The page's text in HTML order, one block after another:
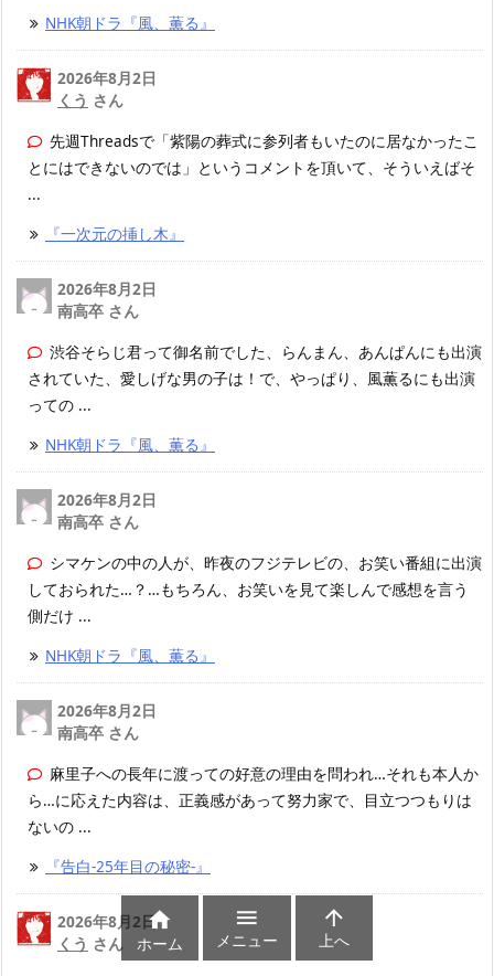
NHK朝ドラ『風、薫る』
2026年8月2日
くう さん
先週Threadsで「紫陽の葬式に参列者もいたのに居なかったこ
とにはできないのでは」というコメントを頂いて、そういえばそ
...
『一次元の挿し木』
2026年8月2日
南高卒 さん
渋谷そらじ君って御名前でした、らんまん、あんぱんにも出演
されていた、愛しげな男の子は！で、やっぱり、風薫るにも出演
っての ...
NHK朝ドラ『風、薫る』
2026年8月2日
南高卒 さん
シマケンの中の人が、昨夜のフジテレビの、お笑い番組に出演
しておられた…？…もちろん、お笑いを見て楽しんで感想を言う
側だけ ...
NHK朝ドラ『風、薫る』
2026年8月2日
南高卒 さん
麻里子への長年に渡っての好意の理由を問われ…それも本人か
ら…に応えた内容は、正義感があって努力家で、目立つつもりは
ないの ...
『告白-25年目の秘密-』
2026年8月2日
くう さん

ホーム

メニュー

上へ